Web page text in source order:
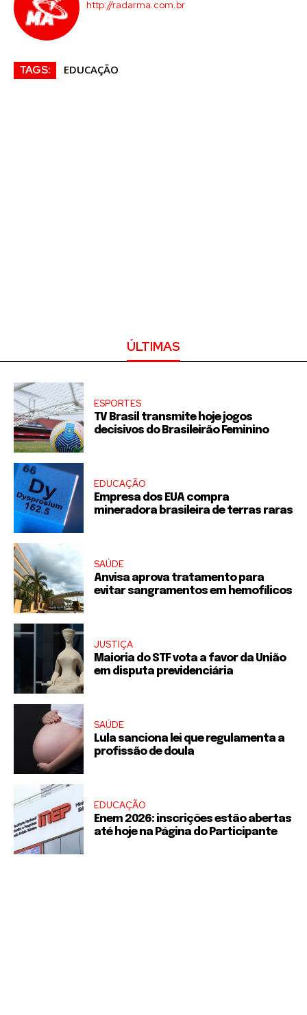
http://radarma.com.br
TAGS: EDUCAÇÃO
ÚLTIMAS
ESPORTES
TV Brasil transmite hoje jogos
decisivos do Brasileirão Feminino
EDUCAÇÃO
Empresa dos EUA compra
mineradora brasileira de terras raras
SAÚDE
Anvisa aprova tratamento para
evitar sangramentos em hemofílicos
JUSTIÇA
Maioria do STF vota a favor da União
em disputa previdenciária
SAÚDE
Lula sanciona lei que regulamenta a
profissão de doula
EDUCAÇÃO
Enem 2026: inscrições estão abertas
até hoje na Página do Participante